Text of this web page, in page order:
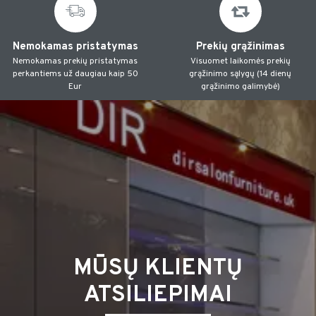
Nemokamas pristatymas
Nemokamas prekių pristatymas
perkantiems už daugiau kaip 50
Eur
Prekių grąžinimas
Visuomet laikomės prekių
grąžinimo sąlygų (14 dienų
grąžinimo galimybė)
MŪSŲ KLIENTŲ
ATSILIEPIMAI